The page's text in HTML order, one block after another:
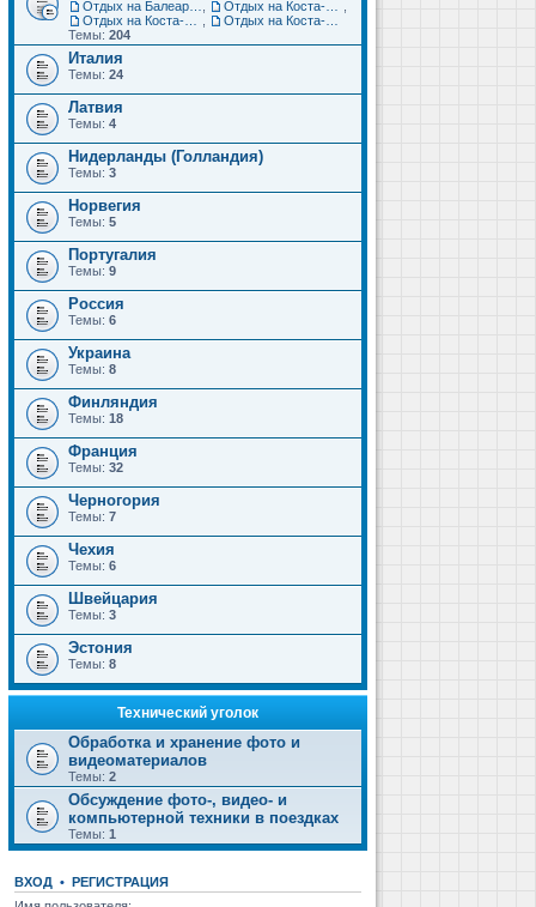
Темы: 204
Италия
Темы: 24
Латвия
Темы: 4
Нидерланды (Голландия)
Темы: 3
Норвегия
Темы: 5
Португалия
Темы: 9
Россия
Темы: 6
Украина
Темы: 8
Финляндия
Темы: 18
Франция
Темы: 32
Черногория
Темы: 7
Чехия
Темы: 6
Швейцария
Темы: 3
Эстония
Темы: 8
Технический уголок
Обработка и хранение фото и
видеоматериалов
Темы: 2
Обсуждение фото-, видео- и
компьютерной техники в поездках
Темы: 1
ВХОД • РЕГИСТРАЦИЯ